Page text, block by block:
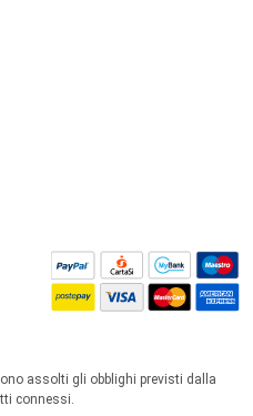
assolti gli obblighi previsti dalla
connessi.